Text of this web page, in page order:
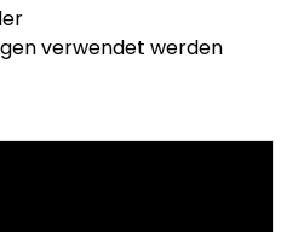
verwendet werden